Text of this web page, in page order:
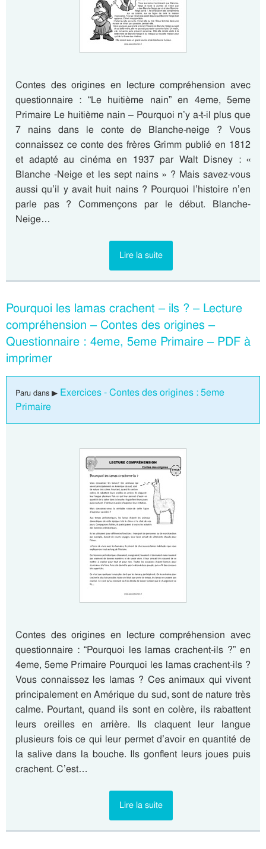
Contes des origines en lecture compréhension avec
questionnaire : “Le huitième nain” en 4eme, 5eme
Primaire Le huitième nain – Pourquoi n’y a-t-il plus que
7 nains dans le conte de Blanche-neige ? Vous
connaissez ce conte des frères Grimm publié en 1812
et adapté au cinéma en 1937 par Walt Disney : «
Blanche -Neige et les sept nains » ? Mais savez-vous
aussi qu’il y avait huit nains ? Pourquoi l’histoire n’en
parle pas ? Commençons par le début. Blanche-
Neige…
Lire la suite
Pourquoi les lamas crachent – ils ? – Lecture
compréhension – Contes des origines –
Questionnaire : 4eme, 5eme Primaire – PDF à
imprimer
Paru dans ▶ Exercices - Contes des origines : 5eme
Primaire
Contes des origines en lecture compréhension avec
questionnaire : “Pourquoi les lamas crachent-ils ?” en
4eme, 5eme Primaire Pourquoi les lamas crachent-ils ?
Vous connaissez les lamas ? Ces animaux qui vivent
principalement en Amérique du sud, sont de nature très
calme. Pourtant, quand ils sont en colère, ils rabattent
leurs oreilles en arrière. Ils claquent leur langue
plusieurs fois ce qui leur permet d’avoir en quantité de
la salive dans la bouche. Ils gonflent leurs joues puis
crachent. C’est…
Lire la suite